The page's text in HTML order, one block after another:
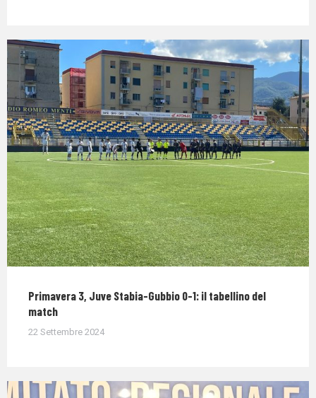
Primavera 3, Juve Stabia-Gubbio 0-1: il tabellino del
match
22 Settembre 2024